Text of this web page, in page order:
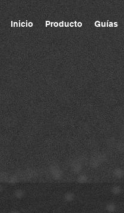
Inicio Producto Guías